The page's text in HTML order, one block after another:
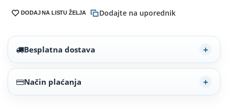
DODAJ NA LISTU ŽELJA Dodajte na uporednik
Besplatna dostava
Način plaćanja